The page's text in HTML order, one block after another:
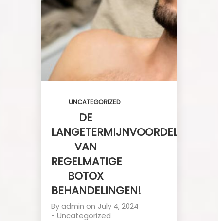
UNCATEGORIZED
DE
LANGETERMIJNVOORDELEN
VAN
REGELMATIGE
BOTOX
BEHANDELINGEN!
Byadmin on July 4, 2024
-Uncategorized